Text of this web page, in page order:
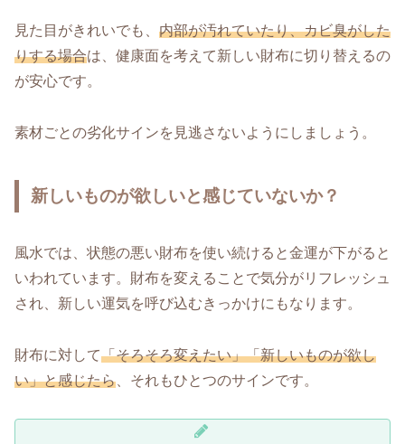
見た目がきれいでも、 内部が汚れていたり、カビ臭がした
りする場合は、健康面を考えて新しい財布に切り替えるの
が安心です。
素材ごとの劣化サインを見逃さないようにしましょう。
新しいものが欲しいと感じていないか？
風水では、状態の悪い財布を使い続けると金運が下がると
いわれています。財布を変えることで気分がリフレッシュ
され、新しい運気を呼び込むきっかけにもなります。
財布に対して「そろそろ変えたい」「新しいものが欲し
い」と感じたら 、それもひとつのサインです。